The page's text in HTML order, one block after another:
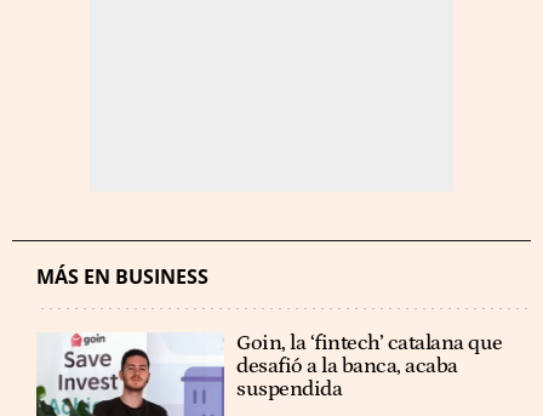
MÁS EN BUSINESS
Goin, la ‘fintech’ catalana que
desafió a la banca, acaba
suspendida